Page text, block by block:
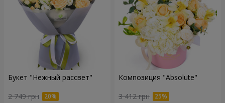
Букет "Нежный рассвет"
2 749 грн
Композиция "Absolute"
3 412 грн